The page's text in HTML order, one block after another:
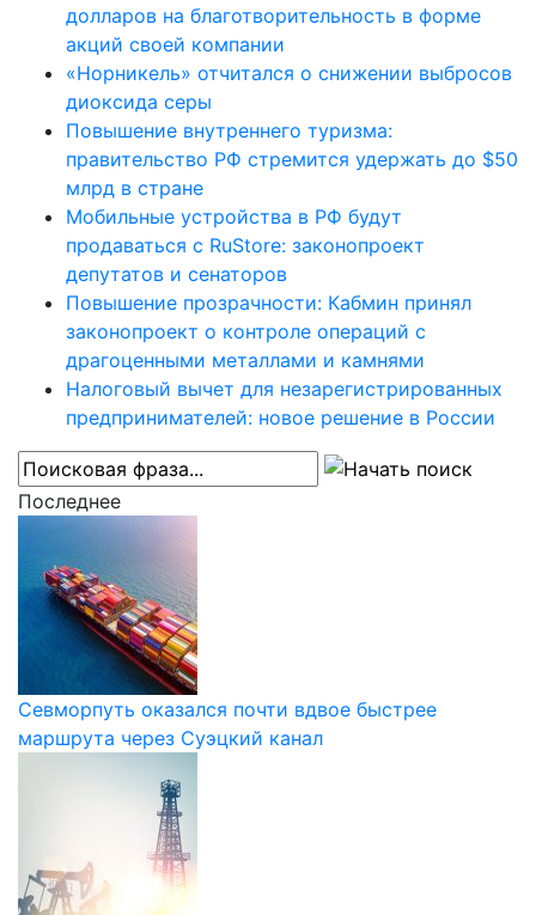
долларов на благотворительность в форме
акций своей компании
«Норникель» отчитался о снижении выбросов
диоксида серы
Повышение внутреннего туризма:
правительство РФ стремится удержать до $50
млрд в стране
Мобильные устройства в РФ будут
продаваться с RuStore: законопроект
депутатов и сенаторов
Повышение прозрачности: Кабмин принял
законопроект о контроле операций с
драгоценными металлами и камнями
Налоговый вычет для незарегистрированных
предпринимателей: новое решение в России
Последнее
Севморпуть оказался почти вдвое быстрее
маршрута через Суэцкий канал